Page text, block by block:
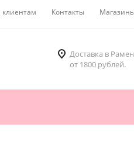
Контакты
Доставка в
от 1800 рублей.